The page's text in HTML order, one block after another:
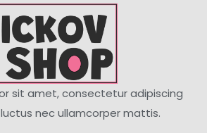
sit amet, consectetur adipiscing
nec ullamcorper mattis.